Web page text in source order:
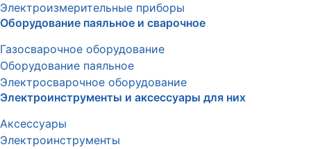
Электроизмерительные приборы
Оборудование паяльное и сварочное
Газосварочное оборудование
Оборудование паяльное
Электросварочное оборудование
Электроинструменты и аксессуары для них
Аксессуары
Электроинструменты